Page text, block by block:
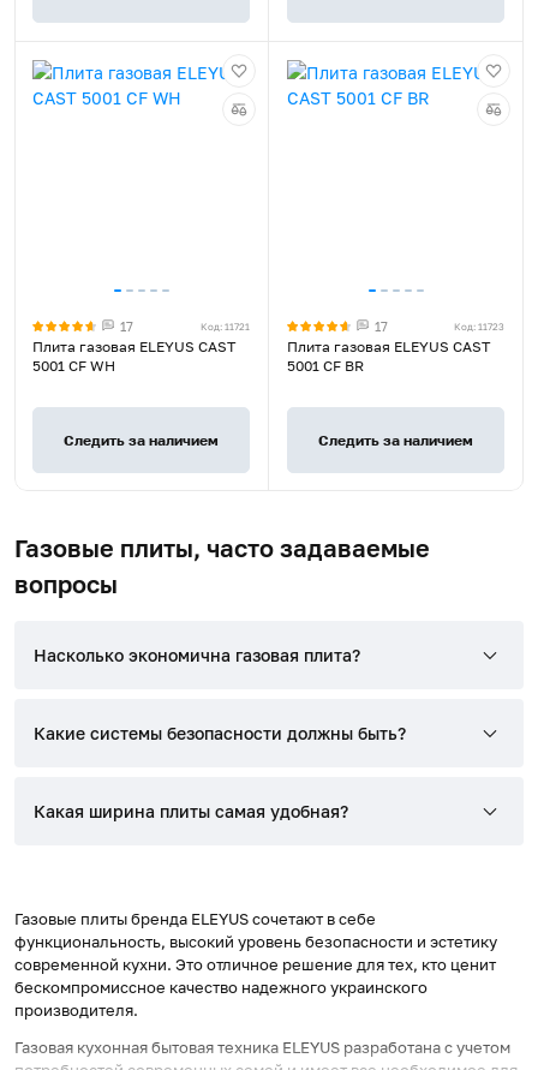
17 Код: 11721
Плита газовая ELEYUS CAST
5001 CF WH
Следить за наличием
17 Код: 11723
Плита газовая ELEYUS CAST
5001 CF BR
Следить за наличием
Газовые плиты, часто задаваемые
вопросы
Насколько экономична газовая плита?
Какие системы безопасности должны быть?
Какая ширина плиты самая удобная?
Газовые плиты бренда ELEYUS сочетают в себе
функциональность, высокий уровень безопасности и эстетику
современной кухни. Это отличное решение для тех, кто ценит
бескомпромиссное качество надежного украинского
производителя.
Газовая кухонная бытовая техника ELEYUS разработана с учетом